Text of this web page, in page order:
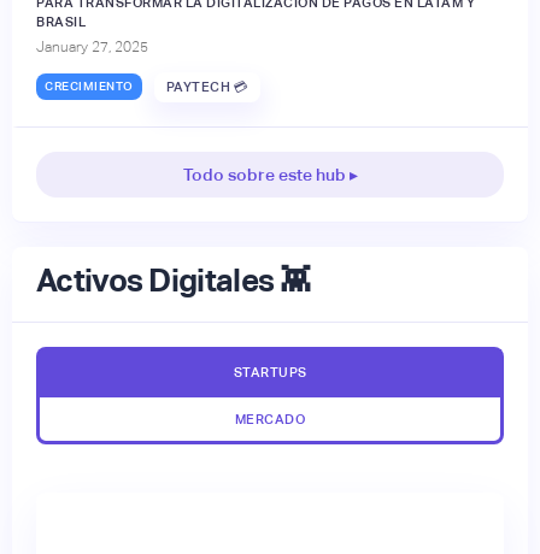
BRASIL
January 27, 2025
CRECIMIENTO PAYTECH 💳
Todo sobre este hub ▸
Activos Digitales 👾
STARTUPS
MERCADO